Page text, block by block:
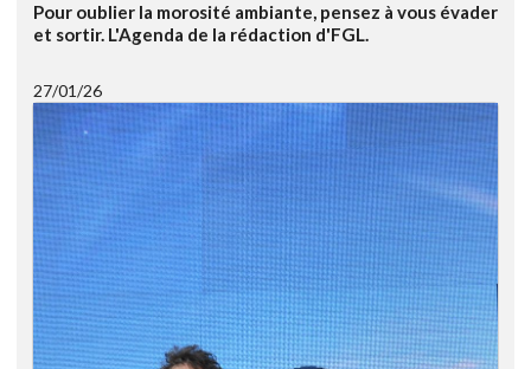
Pour oublier la morosité ambiante, pensez à vous évader
et sortir. L'Agenda de la rédaction d'FGL.
27/01/26